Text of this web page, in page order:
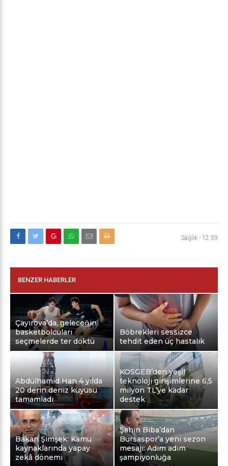
Sağlık - 12:59
BENZER HABERLER
Çayırova’da, geleceğin
basketbolcuları
seçmelerde ter döktü
Böbrekleri sessizce
tehdit eden üç hastalık
Abdülhamid Han 4 yılda
20 derin deniz kuyusu
tamamladı
KOSGEB’den yeşil
teknoloji girişimlerine 6,5
milyon TL’ye kadar
destek
Bakan Şimşek: Kamu
kaynaklarında yapay
zekâ dönemi
Şahin Biba’dan
Bursaspor’a yeni sezon
mesajı: Adım adım
şampiyonluğa